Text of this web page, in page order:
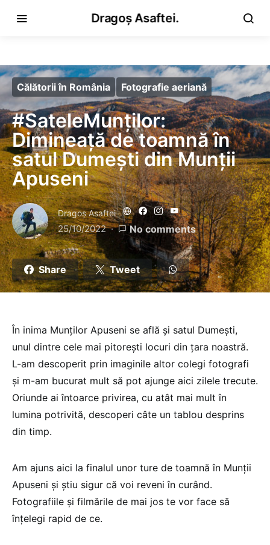
Dragoș Asaftei.
Călătorii în România Fotografie aeriană
#SateleMunților:
Dimineață de toamnă în
satul Dumești din Munții
Apuseni
Dragoş Asaftei
25/10/2022 No comments
Share Tweet
În inima Munților Apuseni se află și satul Dumești,
unul dintre cele mai pitorești locuri din țara noastră.
L-am descoperit prin imaginile altor colegi fotografi
și m-am bucurat mult să pot ajunge aici zilele trecute.
Oriunde ai întoarce privirea, cu atât mai mult în
lumina potrivită, descoperi câte un tablou desprins
din timp.
Am ajuns aici la finalul unor ture de toamnă în Munții
Apuseni și știu sigur că voi reveni în curând.
Fotografiile și filmările de mai jos te vor face să
înțelegi rapid de ce.